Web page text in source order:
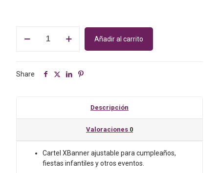
Banner
niño.
cm.
cantidad
Añadir al carrito
Share
Descripción
Valoraciones 0
Cartel XBanner ajustable para cumpleaños,
fiestas infantiles y otros eventos.